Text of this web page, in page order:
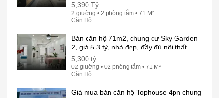
5,390 Tỷ
2 giường • 2 phòng tắm • 71 M²
Căn Hộ
Bán căn hộ 71m2, chung cư Sky Garden
2, giá 5.3 tỷ, nhà đẹp, đầy đủ nội thất.
5,300 tỷ
02 giường • 02 phòng tắm • 71 M²
Căn Hộ
Giá mua bán căn hộ Tophouse 4pn chung